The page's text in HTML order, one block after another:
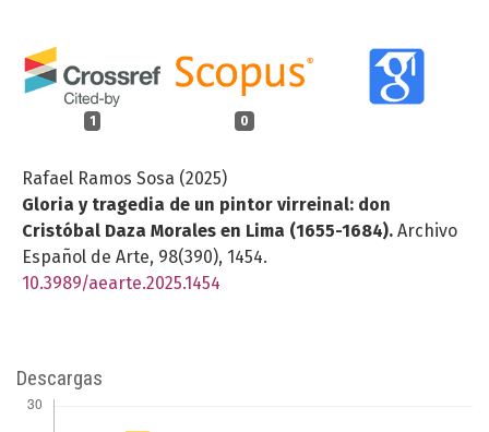
1 0
Rafael Ramos Sosa (2025)
Gloria y tragedia de un pintor virreinal: don
Cristóbal Daza Morales en Lima (1655-1684). Archivo
Español de Arte, 98(390), 1454.
10.3989/aearte.2025.1454
Descargas